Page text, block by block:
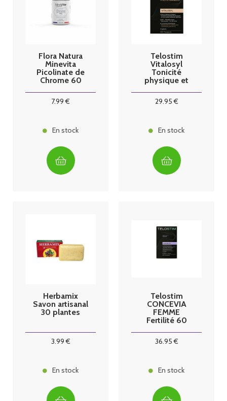
Flora Natura
Minevita
Picolinate de
Chrome 60
7.99 €
En stock
Telostim
Vitalosyl
Tonicité
physique et
gélules
29.95€
En stock
Herbamix
Savon artisanal
30 plantes
3.99€
En stock
Telostim
CONCEVIA
FEMME
Fertilité 60
36.95€
En stock